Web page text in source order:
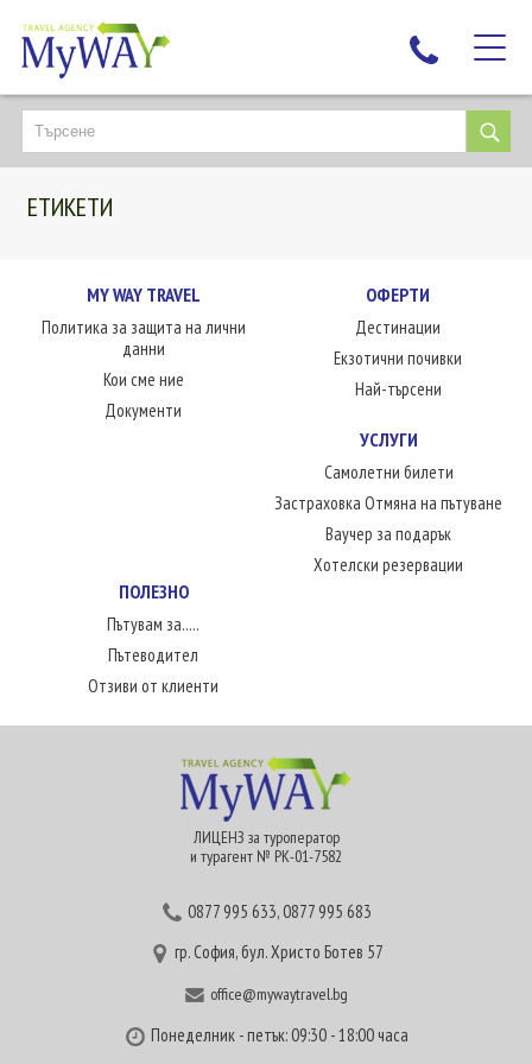
НАЙ-ТЪРСЕНИ
ДЕСТИНАЦИИ
ЕКЗОТИЧНИ ПОЧИВКИ
НОВА ГОДИНА
ПЪТУВАЙТЕ С ДЕЦА
ЛЮБОПИТНО
ЕТИКЕТИ
MY WAY TRAVEL
Политика за защита на лични
данни
Кои сме ние
Документи
ОФЕРТИ
Дестинации
Екзотични почивки
Най-търсени
УСЛУГИ
Самолетни билети
Застраховка Отмяна на пътуване
Ваучер за подарък
Хотелски резервации
ПОЛЕЗНО
Пътувам за.....
Пътеводител
Отзиви от клиенти
ЛИЦЕНЗ за туроператор
и турагент № РК-01-7582
0877 995 633,0877 995 683
гр. София, бул. Христо Ботев 57
office@mywaytravel.bg
Понеделник - петък: 09:30 - 18:00 часа